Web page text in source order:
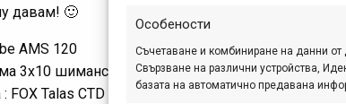
Особености
Съчетаване и комбиниране на данни от
Свързване на различни устройства,
базата на автоматично предавана
давам! 🙂
AMS 120
3х10 шиманска, касета 11-50т, отпред 22-32-42т
: FOX Talas CTD 120-150 ход